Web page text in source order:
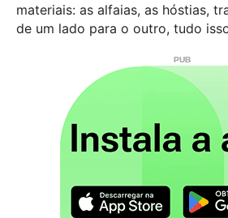
materiais: as alfaias, as hóstias,
de um lado para o outro, tudo